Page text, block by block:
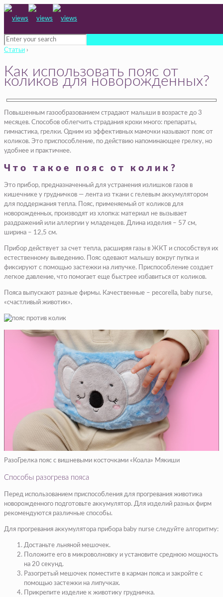
Статьи ›
Как использовать пояс от
коликов для новорожденных?
Повышенным газообразованием страдают малыши в возрасте до 3
месяцев. Способов облегчить страдания крохи много: препараты,
гимнастика, грелки. Одним из эффективных мамочки называют пояс от
коликов. Это приспособление, по действию напоминающее грелку, но
удобнее и практичнее.
Что такое пояс от колик?
Это прибор, предназначенный для устранения излишков газов в
кишечнике у грудничков — лента из ткани с гелевым аккумулятором
для поддержания тепла. Пояс, применяемый от коликов для
новорожденных, производят из хлопка: материал не вызывает
раздражений или аллергии у младенцев. Длина изделия – 57 см,
ширина – 12,5 см.
Прибор действует за счет тепла, расширяя газы в ЖКТ и способствуя их
естественному выведению. Пояс одевают малышу вокруг пупка и
фиксируют с помощью застежки на липучке. Приспособление создает
легкое давление, что помогает еще быстрее избавиться от коликов.
Пояса выпускают разные фирмы. Качественные – pecorella, baby nurse,
«счастливый животик».
РазоГрелка пояс с вишневыми косточками «Коала» Мякиши
Способы разогрева пояса
Перед использованием приспособления для прогревания животика
новорожденного подготовьте аккумулятор. Для изделий разных фирм
рекомендуются различные способы.
Для прогревания аккумулятора прибора baby nurse следуйте алгоритму:
Достаньте льняной мешочек.
Положите его в микроволновку и установите среднюю мощность
на 20 секунд.
Разогретый мешочек поместите в карман пояса и закройте с
помощью застежки на липучках.
Прикрепите изделие к животику грудничка.